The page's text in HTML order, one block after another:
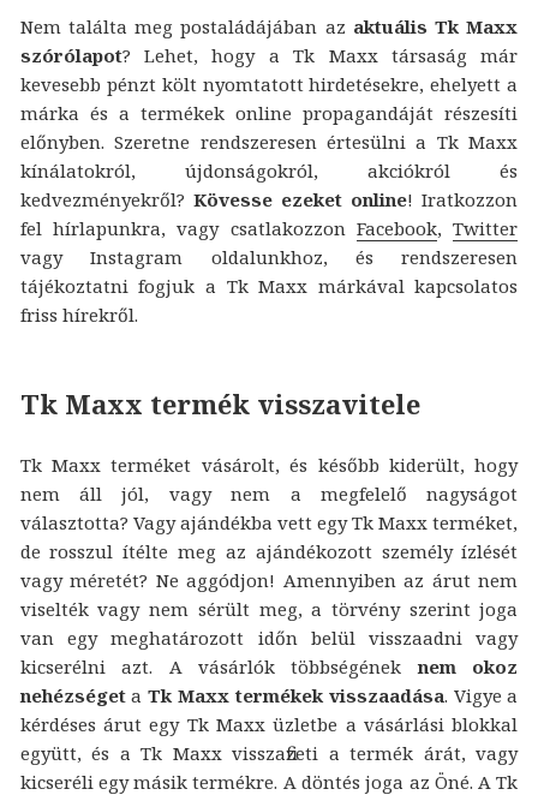
Nem találta meg postaládájában az aktuális Tk Maxx
szórólapot? Lehet, hogy a Tk Maxx társaság már
kevesebb pénzt költ nyomtatott hirdetésekre, ehelyett a
márka és a termékek online propagandáját részesíti
előnyben. Szeretne rendszeresen értesülni a Tk Maxx
kínálatokról, újdonságokról, akciókról és
kedvezményekről? Kövesse ezeket online! Iratkozzon
fel hírlapunkra, vagy csatlakozzonFacebook,Twitter
vagy Instagram oldalunkhoz, és rendszeresen
tájékoztatni fogjuk a Tk Maxx márkával kapcsolatos
friss hírekről.
Tk Maxx termék visszavitele
Tk Maxx terméket vásárolt, és később kiderült, hogy
nem áll jól, vagy nem a megfelelő nagyságot
választotta? Vagy ajándékba vett egy Tk Maxx terméket,
de rosszul ítélte meg az ajándékozott személy ízlését
vagy méretét? Ne aggódjon! Amennyiben az árut nem
viselték vagy nem sérült meg, a törvény szerint joga
van egy meghatározott időn belül visszaadni vagy
kicserélni azt. A vásárlók többségéneknem okoz
nehézségetaTk Maxx termékek visszaadása. Vigye a
kérdéses árut egy Tk Maxx üzletbe a vásárlási blokkal
együtt, és a Tk Maxx visszafizeti a termék árát, vagy
kicseréli egy másik termékre. A döntés joga az Öné. A Tk